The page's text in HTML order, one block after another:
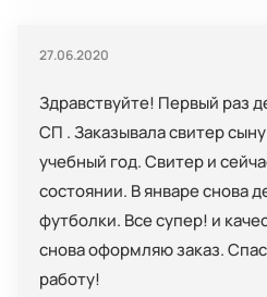
27.06.2020
Здравствуйте! Первый раз
СП . Заказывала свитер
учебный год. Свитер и
состоянии. В январе снова
футболки. Все супер! и
снова оформляю заказ.
работу!